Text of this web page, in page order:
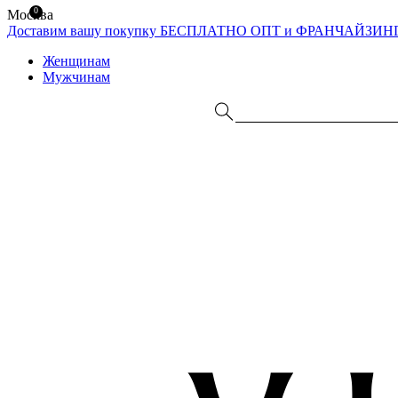
Москва
Доставим вашу покупку БЕСПЛАТНО ОПТ и
Женщинам
Мужчинам
0